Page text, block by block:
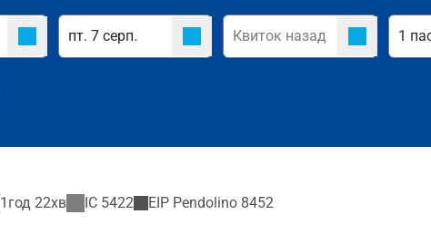
1год 22хв IC 5422 EIP Pendolino 8452